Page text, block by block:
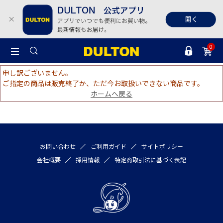
0
申し訳ございません。
ご指定の商品は販売終了か、ただ今お取扱いできない商品です。
ホームへ戻る
お問い合わせ ご利用ガイド
サイトポリシー
会社概要
採用情報 特定商取引法に基づく表記